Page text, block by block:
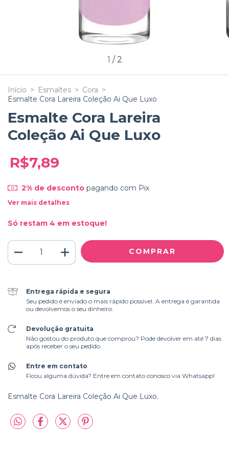
1 / 2
Início > Esmaltes > Cora >
Esmalte Cora Lareira Coleção Ai Que Luxo
Esmalte Cora Lareira
Coleção Ai Que Luxo
R$7,89
2% de descontopagando com Pix
Ver mais detalhes
Só restam 4 em estoque!
Entrega rápida e segura
Seu pedido é enviado o mais rápido possível. A entrega é garantida
ou devolvemos o seu dinheiro.
Devolução gratuita
Não gostou do produto que comprou? Pode devolver em até 7 dias
após receber o seu pedido.
Entre em contato
Ficou alguma dúvida? Entre em contato conosco via Whatsapp!
Esmalte Cora Lareira Coleção Ai Que Luxo.